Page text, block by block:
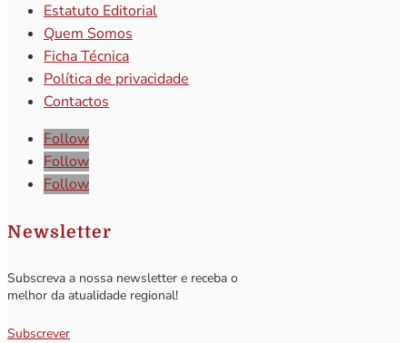
Estatuto Editorial
Quem Somos
Ficha Técnica
Política de privacidade
Contactos
Follow
Follow
Follow
Newsletter
Subscreva a nossa newsletter e receba o
melhor da atualidade regional!
Subscrever